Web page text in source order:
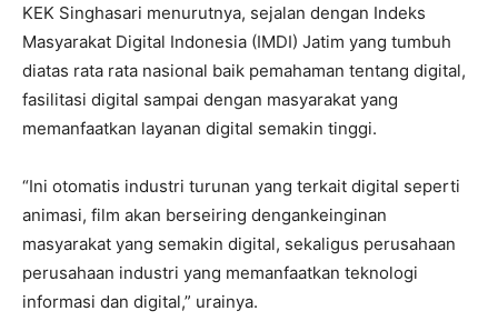
KEK Singhasari menurutnya, sejalan dengan Indeks
Masyarakat Digital Indonesia (IMDI) Jatim yang tumbuh
diatas rata rata nasional baik pemahaman tentang digital,
fasilitasi digital sampai dengan masyarakat yang
memanfaatkan layanan digital semakin tinggi.
“Ini otomatis industri turunan yang terkait digital seperti
animasi, film akan berseiring dengankeinginan
masyarakat yang semakin digital, sekaligus perusahaan
perusahaan industri yang memanfaatkan teknologi
informasi dan digital,” urainya.